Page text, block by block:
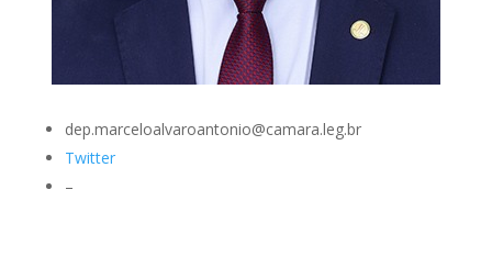
dep.marceloalvaroantonio@camara.leg.br
Twitter
–